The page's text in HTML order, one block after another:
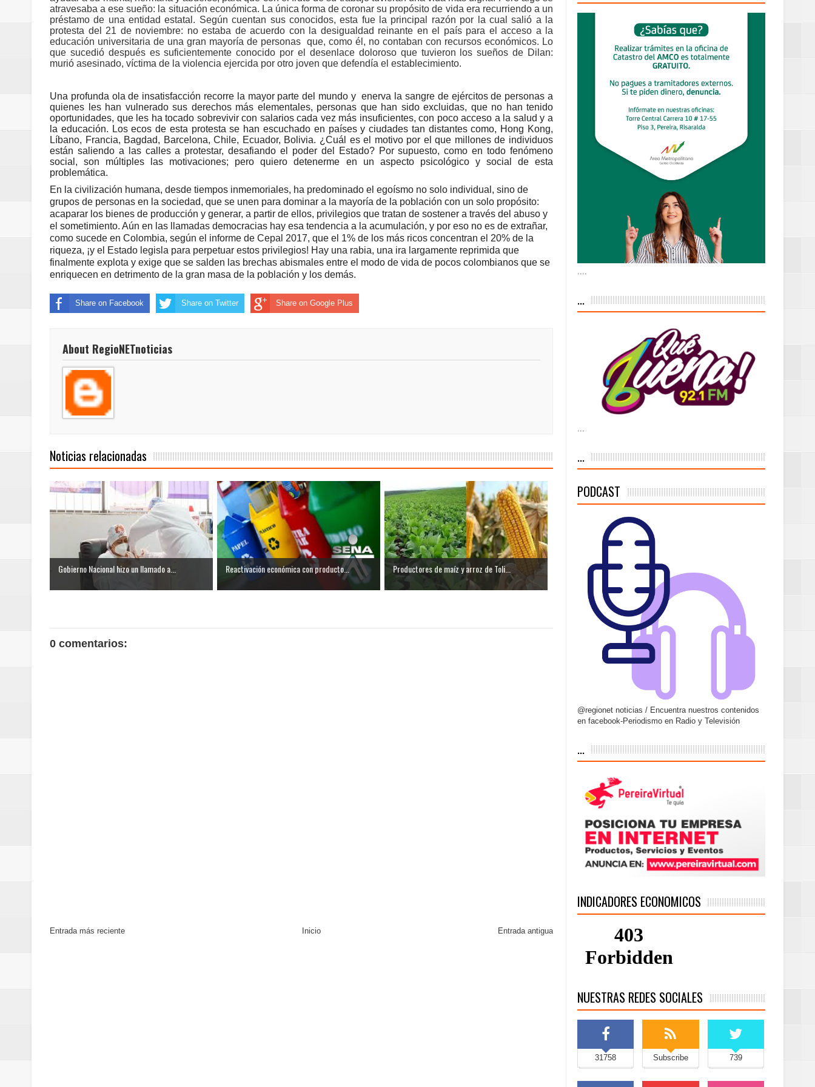
Regionetnoticias / Las ayudas técnicas aportaron dignidad a las personas con discapacidad de Pueblo Rico
Regionetnoticias / DE LOS CAFEs DE PEREIRA A GANAR PRIMER LUGAR EN EXPOCAMELLO 2026
Regionetnoticias / Estudiantes de barranquilla participaron de las pruebas SABER
Regionetnoticias / Asamblea de Caldas aprueba $11.444 millones para impulsar obras de agua potable y
saneamiento básico
Regionetnoticias / REFUERZAN PRESENCIA MILITAR EN EL VALLE
Regionetnoticias / En solo dos años y siete meses, la Fábrica de Licores del Tolima alcanzó el 94 % de la meta de
transferencias prevista para los 4 años de gobierno
Regionetnoticias / El Aeropuerto Internacional Matecaña fortalece su conectividad con una nueva frecuencia
nocturna de Clic en la ruta Bogotá – Pereira
Regionetnoticias / Operacion exitosa del espacio pùblico en Bogotà
atravesaba a ese sueño: la situación económica. La única forma de coronar su propósito de vida era recurriendo a un
préstamo de una entidad estatal. Según cuentan sus conocidos, esta fue la principal razón por la cual salió a la
protesta del 21 de noviembre: no estaba de acuerdo con la desigualdad reinante en el país para el acceso a la
educación universitaria de una gran mayoría de personas que, como él, no contaban con recursos económicos. Lo
que sucedió después es suficientemente conocido por el desenlace doloroso que tuvieron los sueños de Dilan:
murió asesinado, víctima de la violencia ejercida por otro joven que defendía el establecimiento.
Una profunda ola de insatisfacción recorre la mayor parte del mundo y enerva la sangre de ejércitos de personas a
quienes les han vulnerado sus derechos más elementales, personas que han sido excluidas, que no han tenido
oportunidades, que les ha tocado sobrevivir con salarios cada vez más insuficientes, con poco acceso a la salud y a
la educación. Los ecos de esta protesta se han escuchado en países y ciudades tan distantes como, Hong Kong,
Líbano, Francia, Bagdad, Barcelona, Chile, Ecuador, Bolivia. ¿Cuál es el motivo por el que millones de individuos
están saliendo a las calles a protestar, desafiando el poder del Estado? Por supuesto, como en todo fenómeno
social, son múltiples las motivaciones; pero quiero detenerme en un aspecto psicológico y social de esta
problemática.
En la civilización humana, desde tiempos inmemoriales, ha predominado el egoísmo no solo individual, sino de
grupos de personas en la sociedad, que se unen para dominar a la mayoría de la población con un solo propósito:
acaparar los bienes de producción y generar, a partir de ellos, privilegios que tratan de sostener a través del abuso y
el sometimiento. Aún en las llamadas democracias hay esa tendencia a la acumulación, y por eso no es de extrañar,
como sucede en Colombia, según el informe de Cepal 2017, que el 1% de los más ricos concentran el 20% de la
riqueza, ¡y el Estado legisla para perpetuar estos privilegios! Hay una rabia, una ira largamente reprimida que
finalmente explota y exige que se salden las brechas abismales entre el modo de vida de pocos colombianos que se
enriquecen en detrimento de la gran masa de la población y los demás.
Share on Facebook Share on Twitter Share on Google Plus
About RegioNETnoticias
Noticias relacionadas
Gobierno Nacional hizo un llamado a... Reactivación económica con producto... Productores de maíz y arroz de Toli...
0 comentarios:
Entrada más reciente Entrada antigua
Inicio
...
...
PODCAST
@regionet noticias / Encuentra nuestros contenidos
en facebook-Periodismo en Radio y Televisión
...
INDICADORES ECONOMICOS
NUESTRAS REDES SOCIALES
31758 Subscribe 739